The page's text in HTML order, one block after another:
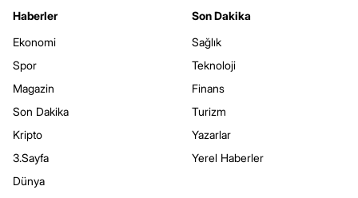
Haberler
Ekonomi
Spor
Magazin
Son Dakika
Kripto
3.Sayfa
Dünya
Son Dakika
Sağlık
Teknoloji
Finans
Turizm
Yazarlar
Yerel Haberler